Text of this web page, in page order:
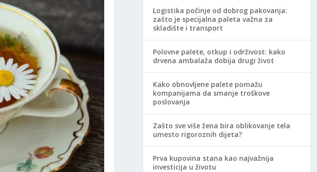
Logistika počinje od dobrog pakovanja:
zašto je specijalna paleta važna za
skladište i transport
Polovne palete, otkup i održivost: kako
drvena ambalaža dobija drugi život
Kako obnovljene palete pomažu
kompanijama da smanje troškove
poslovanja
Zašto sve više žena bira oblikovanje tela
umesto rigoroznih dijeta?
Prva kupovina stana kao najvažnija
investicija u životu